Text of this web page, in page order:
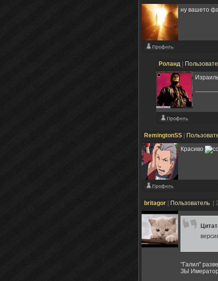
ну вашето
Poланд
RemingtonSS
Красиво
britagor Пользователь |
"Галил"
ЗЫ